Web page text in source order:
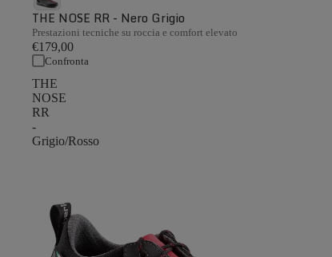
THE NOSE RR - Nero Grigio
Prestazioni tecniche su roccia e comfort elevato
€179,00
Confronta
THE
NOSE
RR
-
Grigio/Rosso